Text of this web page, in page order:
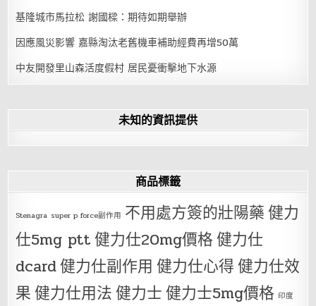
基隆城市馬拉松 謝國樑：期待如期舉辦
因應風災影響 嘉縣淘汰老舊機車補助經費再增50萬
中友開發里山森活度假村 居民憂衝擊地下水源
未知的資訊提供
商品標籤
Stenagra super p force副作用 不用處方簽的壯陽藥健力
仕5mg ptt健力仕20mg價格健力仕
dcard健力仕副作用 健力仕心得健力仕效
果健力仕用法健力士健力士5mg價格 印度